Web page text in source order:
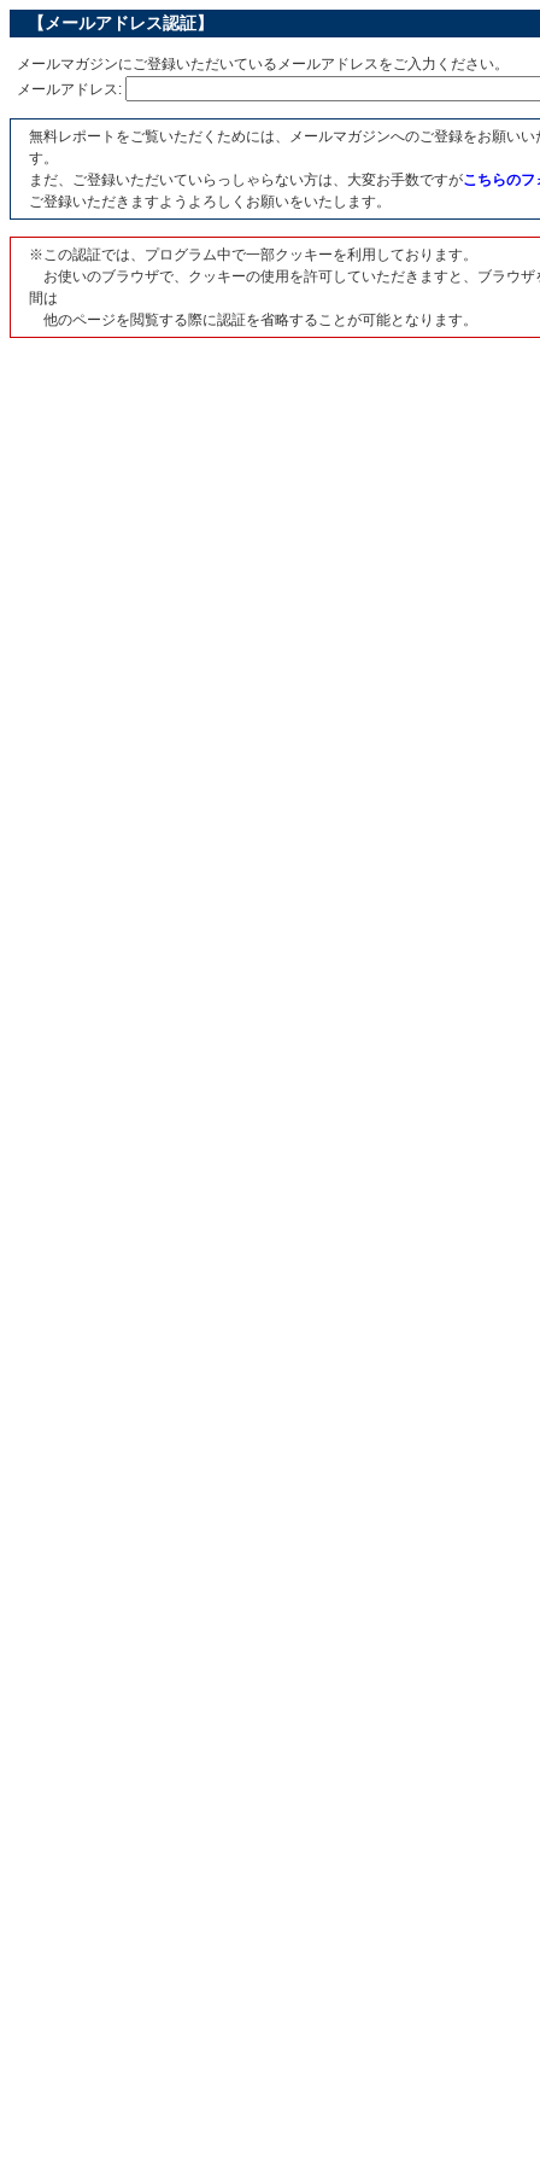
【メールアドレス認証】
メールマガジンにご登録いただいているメールアドレスをご入力ください。
メールアドレス:
無料レポートをご覧いただくためには、メールマガジンへのご登録をお願いい
す。
まだ、ご登録いただいていらっしゃらない方は、大変お手数ですがこちらのフ
ご登録いただきますようよろしくお願いをいたします。
※この認証では、プログラム中で一部クッキーを利用しております。
お使いのブラウザで、クッキーの使用を許可していただきますと、ブラウザ
間は
他のページを閲覧する際に認証を省略することが可能となります。